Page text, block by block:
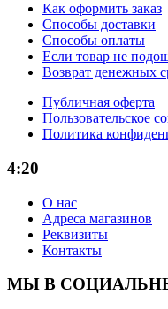
Как оформить заказ
Способы доставки
Способы оплаты
Если товар не
Возврат денежных
Публичная оферта
Пользовательское
Политика
4:20
О нас
Адреса магазинов
Реквизиты
Контакты
МЫ В